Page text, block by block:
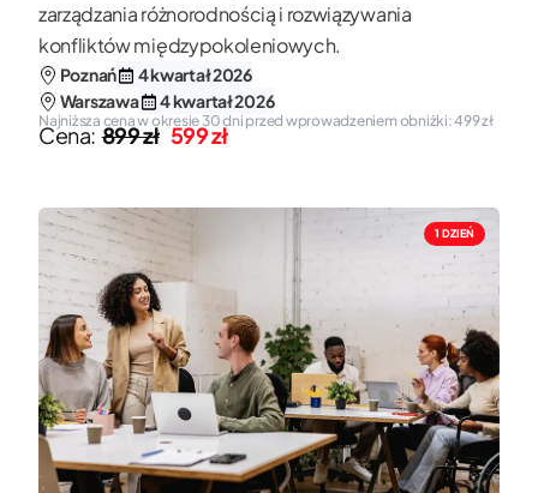
zarządzania różnorodnością i rozwiązywania
konfliktów międzypokoleniowych.
Poznań
4 kwartał 2026
Warszawa
4 kwartał 2026
Cena:899 zł 599 zł
Najniższa cena w okresie 30 dni przed wprowadzeniem obniżki: 499 zł
1 DZIEŃ